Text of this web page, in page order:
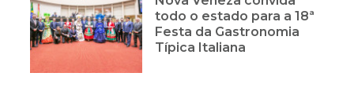
todo o estado para a 18ª
Festa da Gastronomia
Típica Italiana